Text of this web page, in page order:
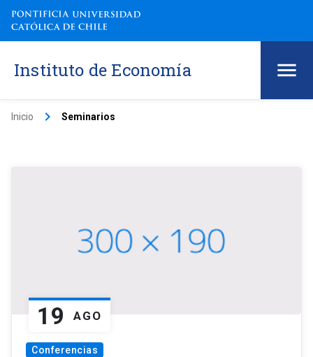
Instituto de Economía
Inicio keyboard_arrow_right Seminarios
19 AGO
Conferencias